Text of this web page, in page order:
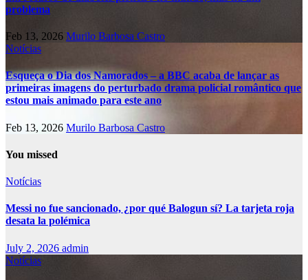
problema
Feb 13, 2026 Murilo Barbosa Castro
Notícias
Esqueça o Dia dos Namorados – a BBC acaba de lançar as
primeiras imagens do perturbado drama policial romântico que
estou mais animado para este ano
Feb 13, 2026 Murilo Barbosa Castro
You missed
Notícias
Messi no fue sancionado, ¿por qué Balogun sí? La tarjeta roja
desata la polémica
July 2, 2026 admin
Notícias